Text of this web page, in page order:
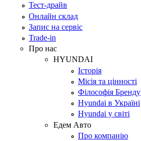
Тест-драйв
Онлайн склад
Запис на сервіс
Trade-in
Про нас
HYUNDAI
Історія
Місія та цінності
Філософія Бренду
Hyundai в Україні
Hyundai у світі
Едем Авто
Про компанію